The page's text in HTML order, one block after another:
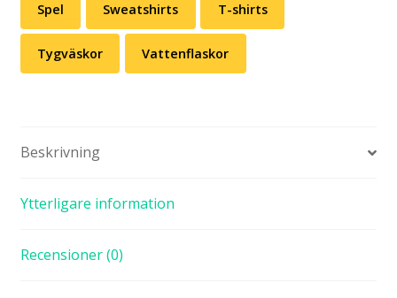
Spel Sweatshirts T-shirts
Tygväskor Vattenflaskor
Beskrivning
Ytterligare information
Recensioner (0)